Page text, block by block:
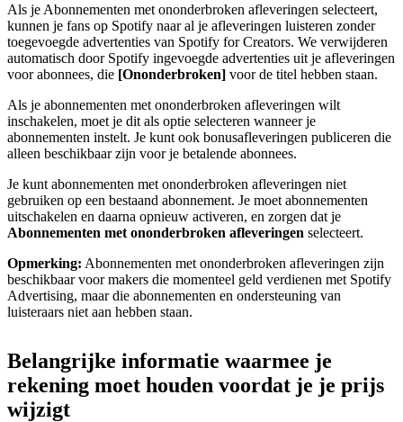
Als je Abonnementen met ononderbroken afleveringen selecteert,
kunnen je fans op Spotify naar al je afleveringen luisteren zonder
toegevoegde advertenties van Spotify for Creators. We verwijderen
automatisch door Spotify ingevoegde advertenties uit je afleveringen
voor abonnees, die [Ononderbroken] voor de titel hebben staan.
Als je abonnementen met ononderbroken afleveringen wilt
inschakelen, moet je dit als optie selecteren wanneer je
abonnementen instelt. Je kunt ook bonusafleveringen publiceren die
alleen beschikbaar zijn voor je betalende abonnees.
Je kunt abonnementen met ononderbroken afleveringen niet
gebruiken op een bestaand abonnement. Je moet abonnementen
uitschakelen en daarna opnieuw activeren, en zorgen dat je
Abonnementen met ononderbroken afleveringen selecteert.
Opmerking: Abonnementen met ononderbroken afleveringen zijn
beschikbaar voor makers die momenteel geld verdienen met Spotify
Advertising, maar die abonnementen en ondersteuning van
luisteraars niet aan hebben staan.
Belangrijke informatie waarmee je
rekening moet houden voordat je je prijs
wijzigt